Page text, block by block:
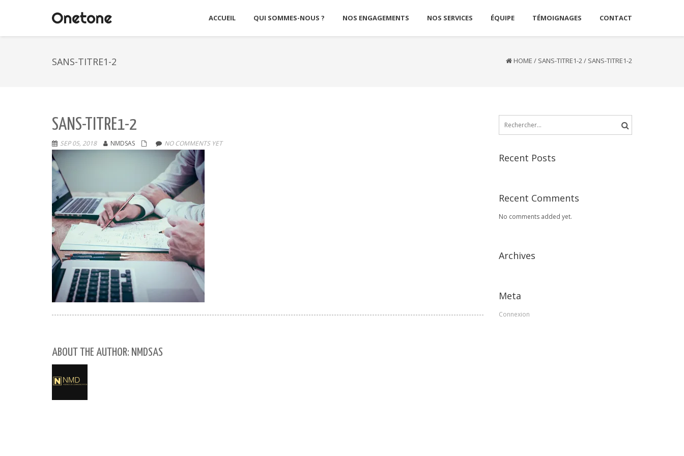
ACCUEIL QUI SOMMES-NOUS ? NOS ENGAGEMENTS NOS SERVICES ÉQUIPE TÉMOIGNAGES CONTACT
SANS-TITRE1-2 HOME / SANS-TITRE1-2/ SANS-TITRE1-2
SANS-TITRE1-2
SEP 05, 2018 NMDSAS NO COMMENTS YET
ABOUT THE AUTHOR: NMDSAS
Rechercher :
Recent Posts
Recent Comments
No comments added yet.
Archives
Meta
Connexion